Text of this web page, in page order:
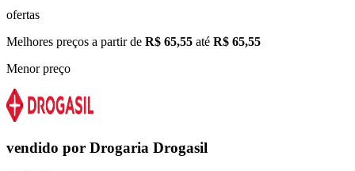
ofertas
Melhores preços a partir de R$ 65,55 até R$ 65,55
Menor preço
vendido por Drogaria Drogasil